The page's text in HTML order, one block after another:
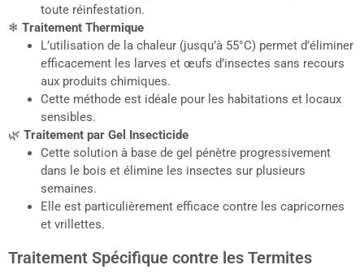
toute réinfestation.
❄ Traitement Thermique
L’utilisation de la chaleur (jusqu’à 55°C) permet d’éliminer
efficacement les larves et œufs d’insectes sans recours
aux produits chimiques.
Cette méthode est idéale pour les habitations et locaux
sensibles.
🌿 Traitement par Gel Insecticide
Cette solution à base de gel pénètre progressivement
dans le bois et élimine les insectes sur plusieurs
semaines.
Elle est particulièrement efficace contre les capricornes
et vrillettes.
Traitement Spécifique contre les Termites